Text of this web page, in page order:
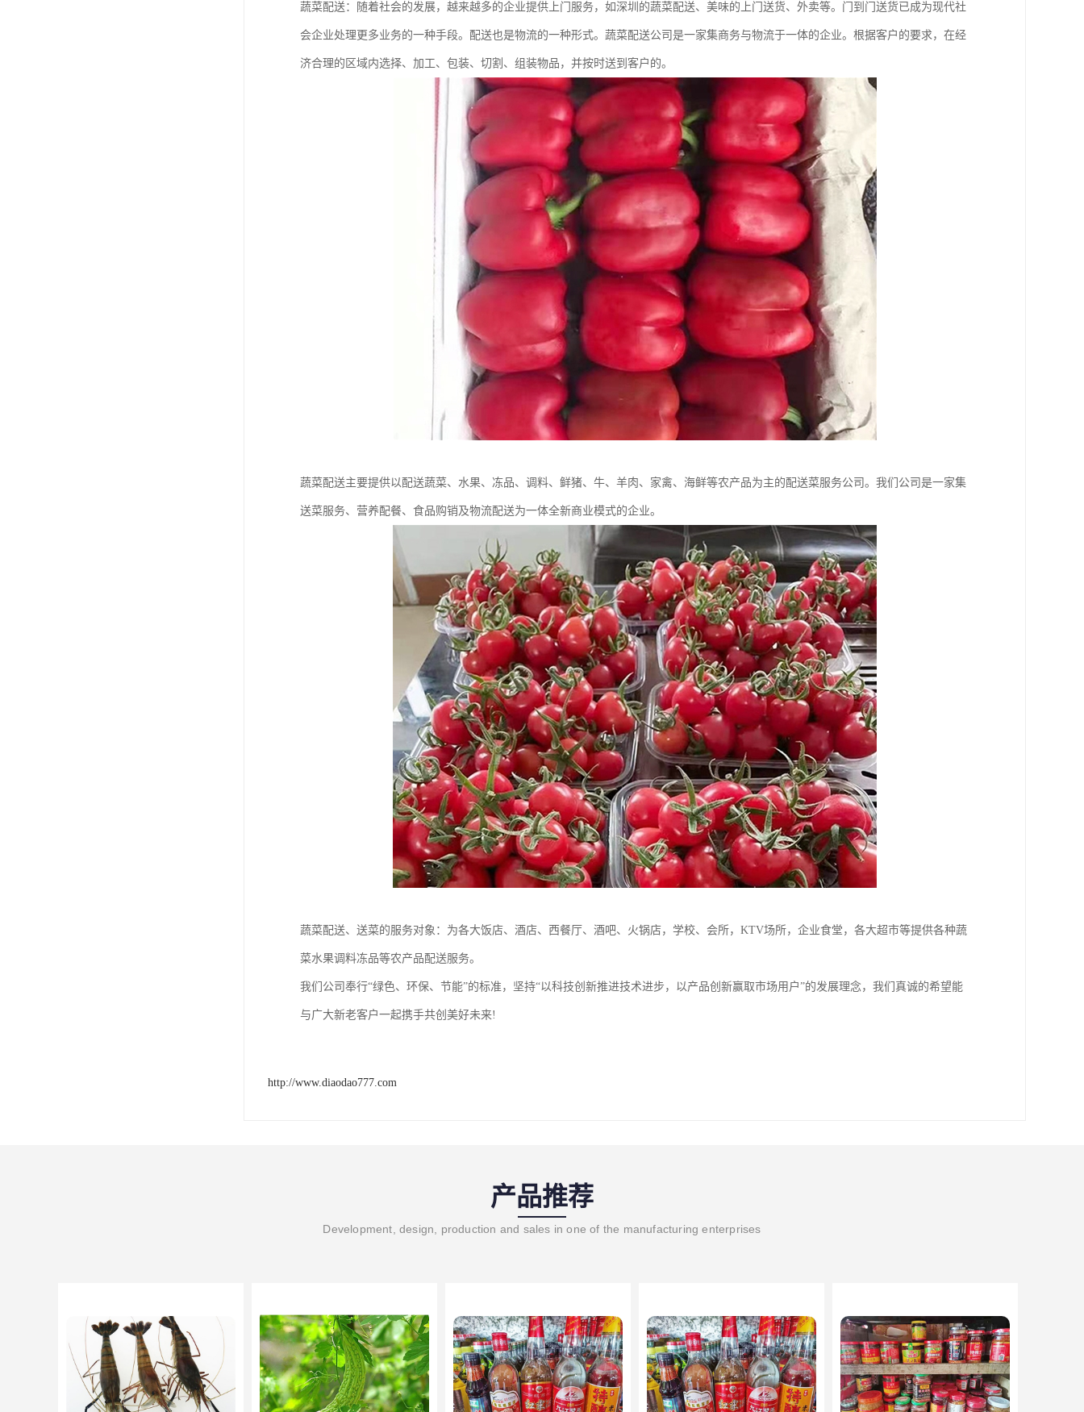
蔬菜配送：随着社会的发展，越来越多的企业提供上门服务，如深圳的蔬菜配送、美味的上门送货、外卖等。门到门送货已成为现代社
会企业处理更多业务的一种手段。配送也是物流的一种形式。蔬菜配送公司是一家集商务与物流于一体的企业。根据客户的要求，在经
济合理的区域内选择、加工、包装、切割、组装物品，并按时送到客户的。
蔬菜配送主要提供以配送蔬菜、水果、冻品、调料、鲜猪、牛、羊肉、家禽、海鲜等农产品为主的配送菜服务公司。我们公司是一家集
送菜服务、营养配餐、食品购销及物流配送为一体全新商业模式的企业。
蔬菜配送、送菜的服务对象：为各大饭店、酒店、西餐厅、酒吧、火锅店，学校、会所，KTV场所，企业食堂，各大超市等提供各种蔬
菜水果调料冻品等农产品配送服务。
我们公司奉行“绿色、环保、节能”的标准，坚持“以科技创新推进技术进步，以产品创新赢取市场用户”的发展理念，我们真诚的希望能
与广大新老客户一起携手共创美好未来!
http://www.diaodao777.com
产品推荐
Development, design, production and sales in one of the manufacturing enterprises